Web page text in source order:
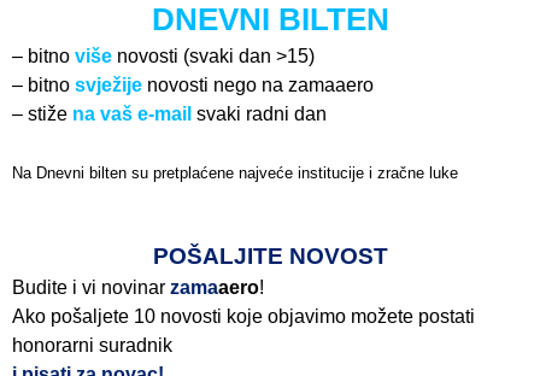
DNEVNI BILTEN
– bitno više novosti (svaki dan >15)
– bitno svježije novosti nego na zamaaero
– stiže na vaš e-mail svaki radni dan
Na Dnevni bilten su pretplaćene najveće institucije i zračne luke
POŠALJITE NOVOST
Budite i vi novinar zamaaero!
Ako pošaljete 10 novosti koje objavimo možete postati
honorarni suradnik